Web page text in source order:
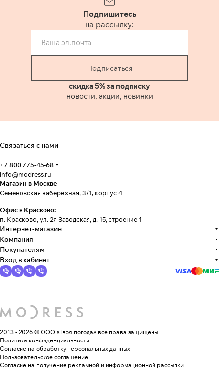
Подпишитесь
на рассылку:
Подписаться
скидка 5% за подписку
новости, акции, новинки
Связаться с нами
+7 800 775-45-68
info@modress.ru
Магазин в Москве
Семеновская набережная, 3/1, корпус 4
Офис в Красково:
п. Красково, ул. 2я Заводская, д. 15, строение 1
Интернет-магазин
Компания
Покупателям
Вход в кабинет
2013 - 2026 © ООО «Твоя погода» все права защищены
Политика конфиденциальности
Согласие на обработку персональных данных
Пользовательское соглашение
Согласие на получение рекламной и информационной рассылки